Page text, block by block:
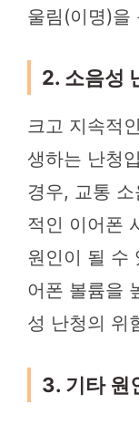
울림(이명)을
2. 소음성
크고 지속적
생하는 난청
경우, 교통
적인 이어폰
원인이 될 수
어폰 볼륨을
성 난청의 위
3. 기타 원